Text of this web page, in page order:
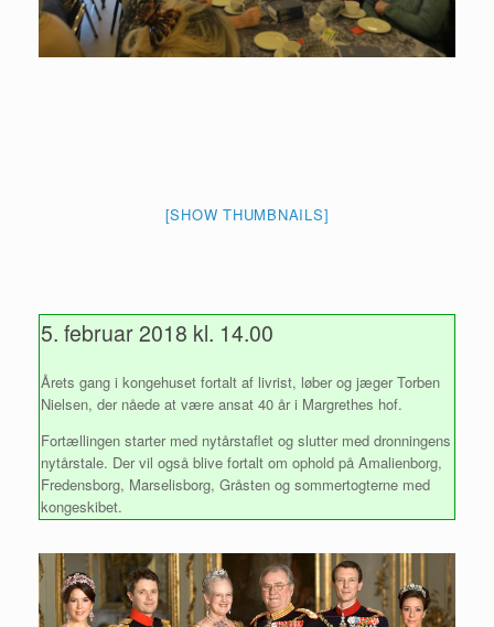
[SHOW THUMBNAILS]
5. februar 2018 kl. 14.00
Årets gang i kongehuset fortalt af livrist, løber og jæger Torben
Nielsen, der nåede at være ansat 40 år i Margrethes hof.
Fortællingen starter med nytårstaflet og slutter med dronningens
nytårstale. Der vil også blive fortalt om ophold på Amalienborg,
Fredensborg, Marselisborg, Gråsten og sommertogterne med
kongeskibet.